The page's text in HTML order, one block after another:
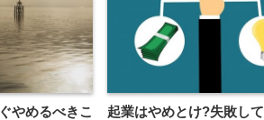
やめるべきこ
起業はやめとけ?失敗し